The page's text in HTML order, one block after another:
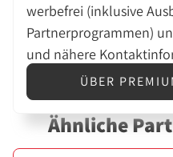
werbefrei (inklusive
Partnerprogrammen)
und nähere
ÜBER
Ähnliche